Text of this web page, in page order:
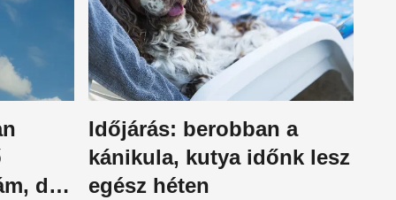
de
Időjárás: berobban a
kánikula, kutya időnk lesz
egész héten